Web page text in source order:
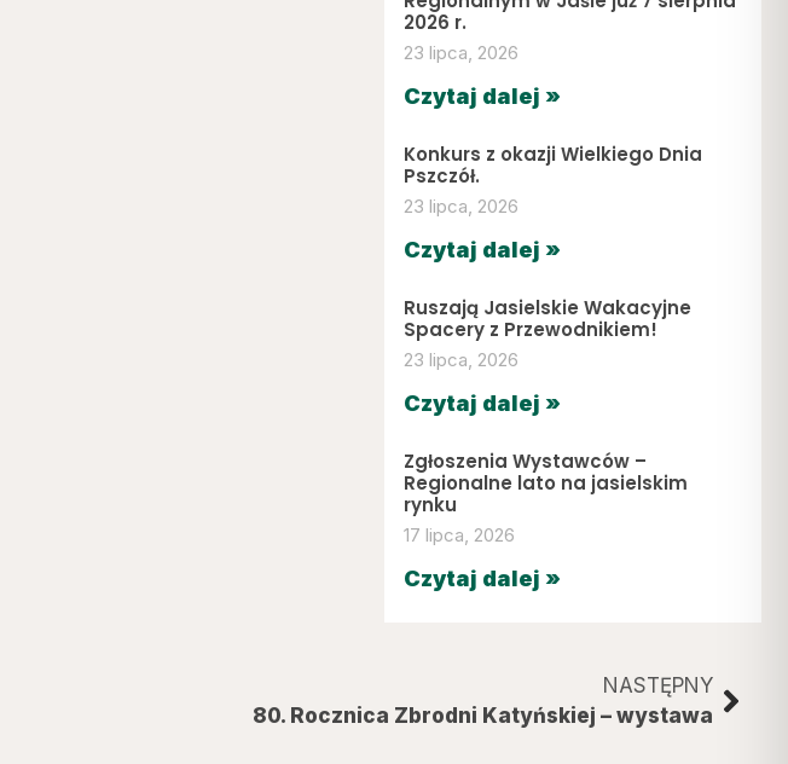
2026 r.
23 lipca, 2026
Czytaj dalej »
Konkurs z okazji Wielkiego Dnia
Pszczół.
23 lipca, 2026
Czytaj dalej »
Ruszają Jasielskie Wakacyjne
Spacery z Przewodnikiem!
23 lipca, 2026
Czytaj dalej »
Zgłoszenia Wystawców –
Regionalne lato na jasielskim
rynku
17 lipca, 2026
Czytaj dalej »
NASTĘPNY
80. Rocznica Zbrodni Katyńskiej – wystawa